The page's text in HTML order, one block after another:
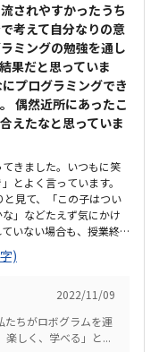
あります。楽しみなが
す。駅からすぐ近くです
の通り沿いなので夜で
場（駐輪スペース）は
いかなと思います。車
ます。ビル自体がそこ
です！黄緑色の芝生の
品のように綺麗です。掃
やロボットのコースな
れますが（笑）でも教
うか。もう少し安いと
他の習い事と比べた場
ルと比べたら同等か、
入費用がなく、全ての
期費用がかなり安く済
半額キャンペーンなど
させられたりで数万...と
はるかに良心的ではな
え方がうまいこと、子ど
ことはもうあたりまえ
されやすかったうち
考えて自分なりの意
ミングの勉強を通し
果だと思っていま
プログラミングでき
偶然近所にあったこ
えたなと思っていま
きました。いつもに笑
とよく言っています。
見て、「この子はつい
」などたえず気にかけ
いない場合も、授業終
成長や子供の教育に向
の先生だけでなく他の
富で、研修制度がかな
ュラムは他教室と違っ
した。びっくりしたの
)
2022/11/09
たちがロボグラムを運
楽しく、学べる」と...